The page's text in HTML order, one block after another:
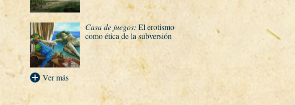
Casa de juegos: El erotismo
como ética de la subversión
Ver más